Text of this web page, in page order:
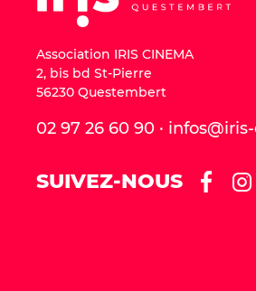
Association IRIS CINEMA
2, bis bd St-Pierre
56230 Questembert
02 97 26 60 90 ·
SUIVEZ-NOUS